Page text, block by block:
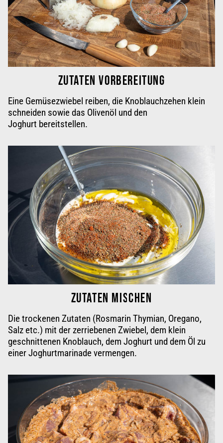
ZUTATEN VORBEREITUNG
Eine Gemüsezwiebel reiben, die Knoblauchzehen klein
schneiden sowie das Olivenöl und den
Joghurt bereitstellen.
ZUTATEN MISCHEN
Die trockenen Zutaten (Rosmarin Thymian, Oregano,
Salz etc.) mit der zerriebenen Zwiebel, dem klein
geschnittenen Knoblauch, dem Joghurt und dem Öl zu
einerJoghurtmarinade vermengen.